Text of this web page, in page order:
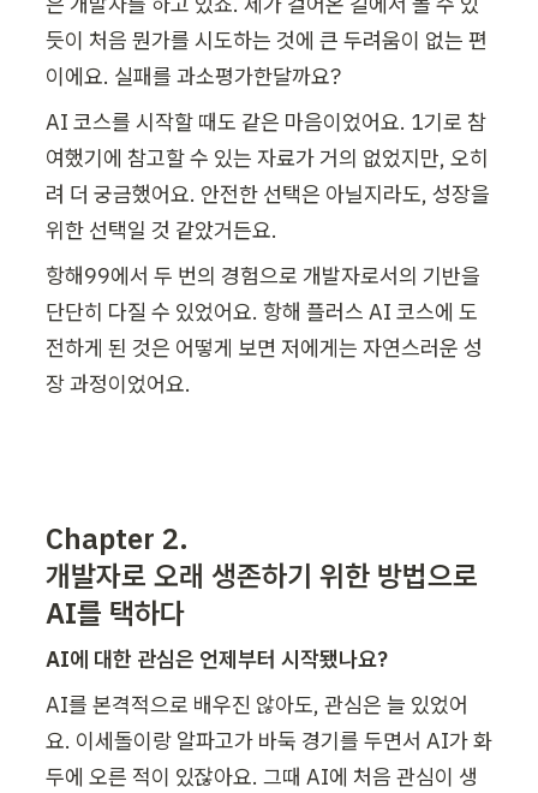
듯이 처음 뭔가를 시도하는 것에 큰 두려움이 없는 편
이에요. 실패를 과소평가한달까요?
AI 코스를 시작할 때도 같은 마음이었어요. 1기로 참
여했기에 참고할 수 있는 자료가 거의 없었지만, 오히
려 더 궁금했어요. 안전한 선택은 아닐지라도, 성장을
위한 선택일 것 같았거든요.
항해99에서 두 번의 경험으로 개발자로서의 기반을
단단히 다질 수 있었어요. 항해 플러스 AI 코스에 도
전하게 된 것은 어떻게 보면 저에게는 자연스러운 성
장 과정이었어요.
Chapter 2.
개발자로 오래 생존하기 위한 방법으로
AI를 택하다
AI에 대한 관심은 언제부터 시작됐나요?
AI를 본격적으로 배우진 않아도, 관심은 늘 있었어
요. 이세돌이랑 알파고가 바둑 경기를 두면서 AI가 화
두에 오른 적이 있잖아요. 그때 AI에 처음 관심이 생